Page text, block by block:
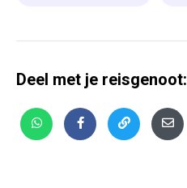
Deel met je reisgenoot: